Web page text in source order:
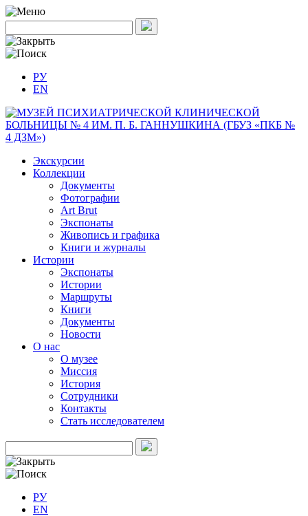
РУ
EN
Экскурсии
Коллекции
Документы
Фотографии
Art Brut
Экспонаты
Живопись и графика
Книги и журналы
Истории
Экспонаты
Истории
Маршруты
Книги
Документы
Новости
О нас
О музее
Миссия
История
Сотрудники
Контакты
Стать исследователем
РУ
EN